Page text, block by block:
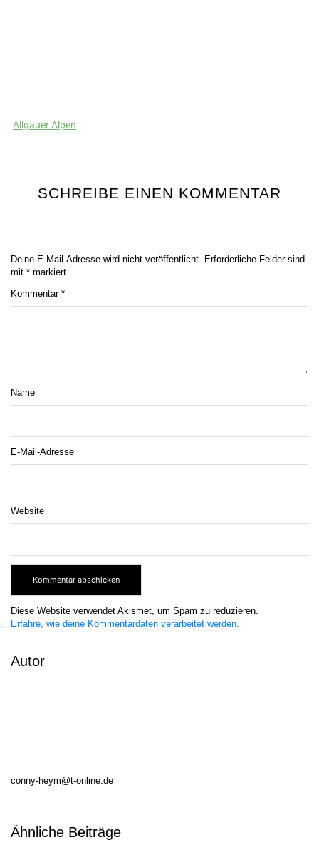
Allgäuer Alpen
SCHREIBE EINEN KOMMENTAR
Deine E-Mail-Adresse wird nicht veröffentlicht. Erforderliche Felder sind
mit * markiert
Kommentar *
Name
E-Mail-Adresse
Website
Diese Website verwendet Akismet, um Spam zu reduzieren.
Erfahre, wie deine Kommentardaten verarbeitet werden.
Autor
conny-heym@t-online.de
Ähnliche Beiträge